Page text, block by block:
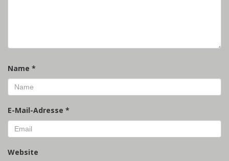
Name *
E-Mail-Adresse *
Website